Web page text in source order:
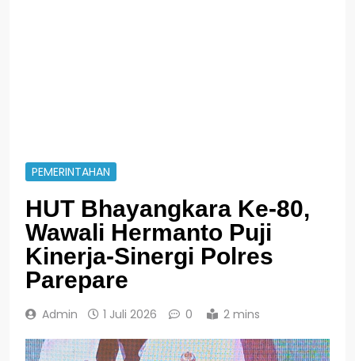
PEMERINTAHAN
HUT Bhayangkara Ke-80,
Wawali Hermanto Puji
Kinerja-Sinergi Polres
Parepare
Admin 1 Juli 2026 0 2 mins